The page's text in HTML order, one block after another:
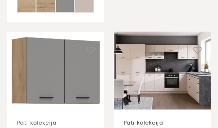
Pati kolekcija Pati kolekcija